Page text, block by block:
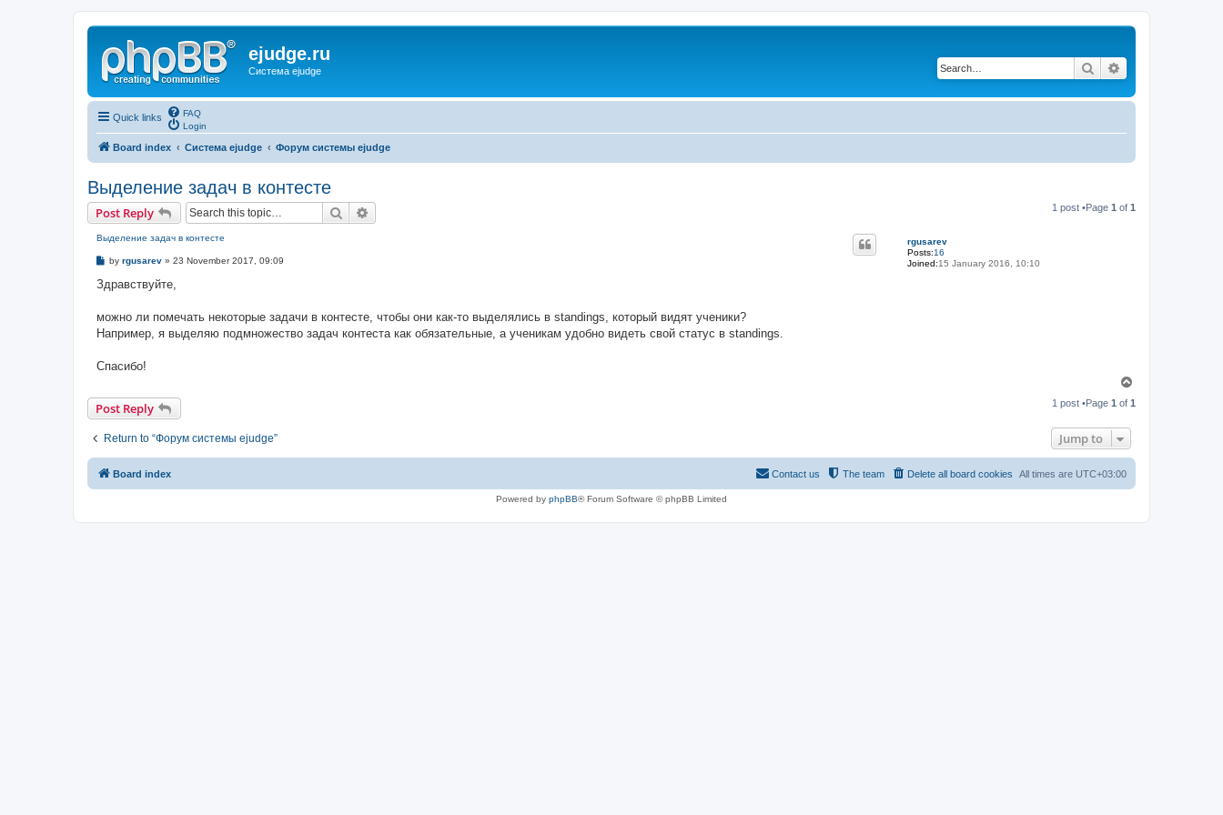
ejudge.ru
Система ejudge Search
Quick links
FAQ
Login
Board index Система ejudge Форум системы ejudge
Выделение задач в контесте
Post Reply Search 1 post •Page 1 of 1
rgusarev
Posts:16
Joined:15 January 2016, 10:10
Выделение задач в контесте
P
s
by rgusarev » 23 November 2017, 09:09
Здравствуйте,
можно ли помечать некоторые задачи в контесте, чтобы они как-то выделялись в standings, который видят ученики?
Например, я выделяю подмножество задач контеста как обязательные, а ученикам удобно видеть свой статус в standings.
Спасибо!
p
Post Reply 1 post •Page 1 of 1
Return to “Форум системы ejudge” Jump to
Board index All times are UTC+03:00
Delete all board cookies
The team
Contact us
Powered by phpBB® Forum Software © phpBB Limited